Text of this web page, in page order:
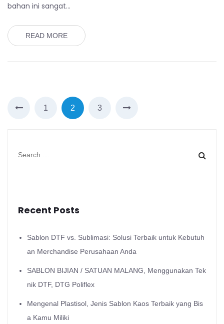
bahan ini sangat…
READ MORE
1 2 3
Recent Posts
Sablon DTF vs. Sublimasi: Solusi Terbaik untuk Kebutuh
an Merchandise Perusahaan Anda
SABLON BIJIAN / SATUAN MALANG, Menggunakan Tek
nik DTF, DTG Poliflex
Mengenal Plastisol, Jenis Sablon Kaos Terbaik yang Bis
a Kamu Miliki